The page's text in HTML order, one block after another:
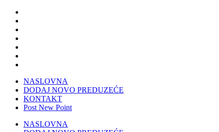
NASLOVNA
DODAJ NOVO PREDUZEĆE
KONTAKT
Post New Point
NASLOVNA